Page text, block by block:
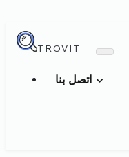
TROVIT